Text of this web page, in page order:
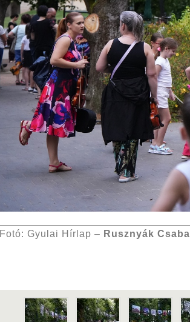
Fotó: Gyulai Hírlap – Rusznyák Csaba